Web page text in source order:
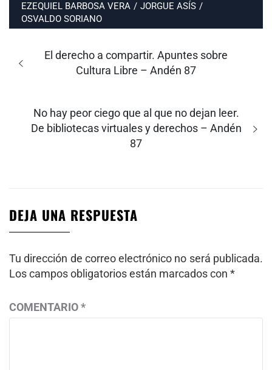
EZEQUIEL BARBOSA VERA / JORGUE ASÍS /
OSVALDO SORIANO
entradas
Entrada
anterior:
El derecho a compartir. Apuntes sobre
Cultura Libre – Andén 87
Entrada
siguiente:
No hay peor ciego que al que no dejan leer.
De bibliotecas virtuales y derechos – Andén
87
DEJA UNA RESPUESTA
Tu dirección de correo electrónico no será publicada.
Los campos obligatorios están marcados con *
COMENTARIO*